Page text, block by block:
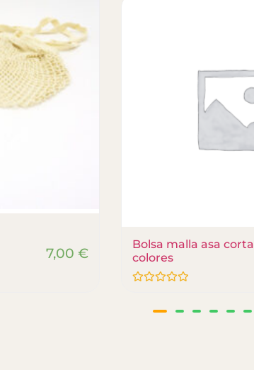
7,00€
Bolsa malla asa corta
colores